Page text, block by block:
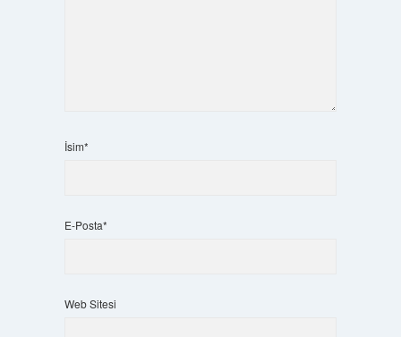
İsim*
E-Posta*
Web Sitesi